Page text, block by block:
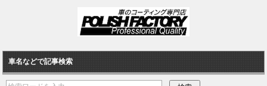
車名などで記事検索